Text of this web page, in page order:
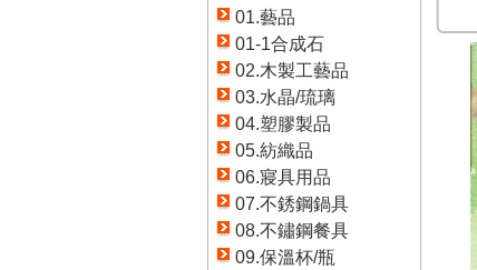
01.藝品
01-1合成石
02.木製工藝品
03.水晶/琉璃
04.塑膠製品
05.紡織品
06.寢具用品
07.不銹鋼鍋具
08.不鏽鋼餐具
09.保溫杯/瓶